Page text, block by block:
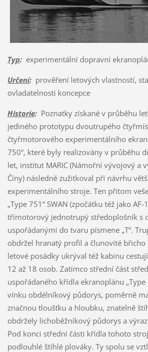
Typ:experimentální dopravní
Určení:prověření letových vlastností,
ovladatelnosti koncepce
Historie:Poznatky získané v průběhu
jediného prototypu dvoutrupého
čtyřmotorového experimentálního
750“, které byly realizovány v průběhu
let, institut MARIC (Námořní vývojový a
Číny) následně zužitkoval při návrhu
experimentálního stroje. Ten přitom
„Type 751“ SWAN (zpočátku též jako
třímotorový jednotrupý středoplošník s
uspořádanými do tvaru písmene „T“.
obdržel hranatý profil a člunovité
letové posádky ukrýval též kabinu
12 až 18 osob. Zatímco střední část
uspořádaného křídla ekranoplánu „Type
vínku obdélníkový půdorys, poměrně
značnou tloušťku a hloubku, znatelně
obdržely lichoběžníkový půdorys a
Pod konci střední části křídla tohoto
podlouhlé štíhlé plováky. Ty spolu se